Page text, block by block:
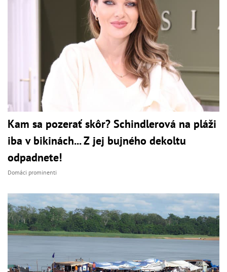
Kam sa pozerať skôr? Schindlerová na pláži
iba v bikinách... Z jej bujného dekoltu
odpadnete!
Domáci prominenti